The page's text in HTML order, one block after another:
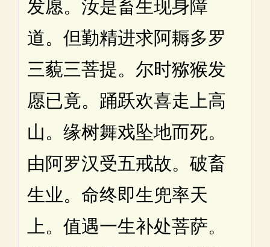
发愿。汝是畜生现身障
道。但勤精进求阿耨多罗
三藐三菩提。尔时猕猴发
愿已竟。踊跃欢喜走上高
山。缘树舞戏坠地而死。
由阿罗汉受五戒故。破畜
生业。命终即生兜率天
上。值遇一生补处菩萨。